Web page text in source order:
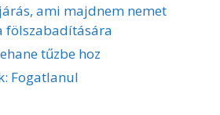
ami majdnem nemet
fölszabadítására
tűzbe hoz
Fogatlanul